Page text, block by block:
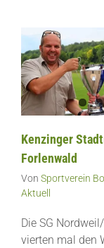
Stadtmeisterschaft
im Bombacher
Forlenwald
SVB
Kenzinger
Forlenwald
Von Sportverein
Aktuell
Die SG
vierten mal den